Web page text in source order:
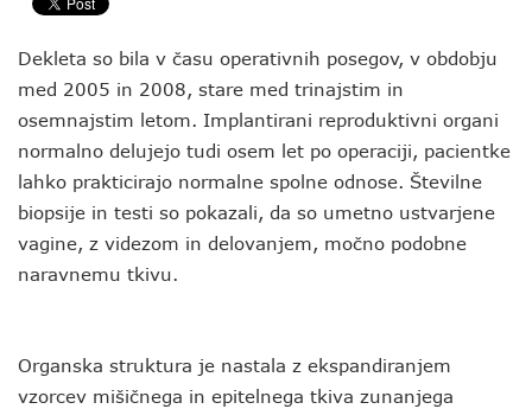
Dekleta so bila v času operativnih posegov, v obdobju
med 2005 in 2008, stare med trinajstim in
osemnajstim letom. Implantirani reproduktivni organi
normalno delujejo tudi osem let po operaciji, pacientke
lahko prakticirajo normalne spolne odnose. Številne
biopsije in testi so pokazali, da so umetno ustvarjene
vagine, z videzom in delovanjem, močno podobne
naravnemu tkivu.
Organska struktura je nastala z ekspandiranjem
vzorcev mišičnega in epitelnega tkiva zunanjega